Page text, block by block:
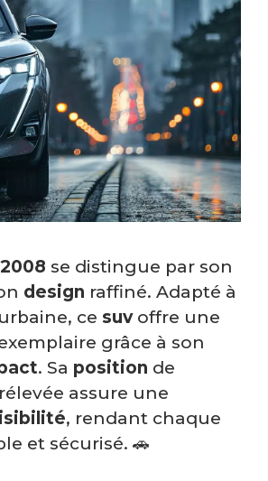
se distingue par son
design raffiné. Adapté à
urbaine, ce suvoffre une
grâce à son
. Sa position de
assure une
, rendant chaque
et sécurisé. 🚗